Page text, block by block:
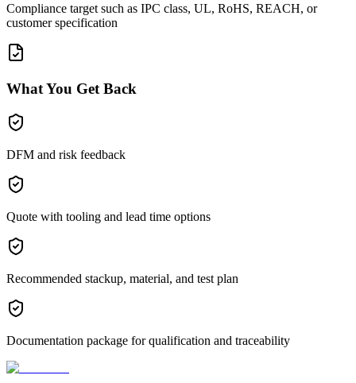
Compliance target such as IPC class, UL, RoHS, REACH, or
customer specification
What You Get Back
DFM and risk feedback
Quote with tooling and lead time options
Recommended stackup, material, and test plan
Documentation package for qualification and traceability